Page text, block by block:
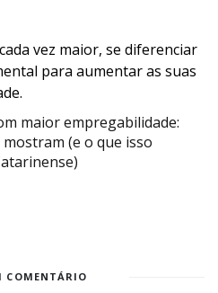
maior empregabilidade:
(e o que isso
COMENTÁRIO